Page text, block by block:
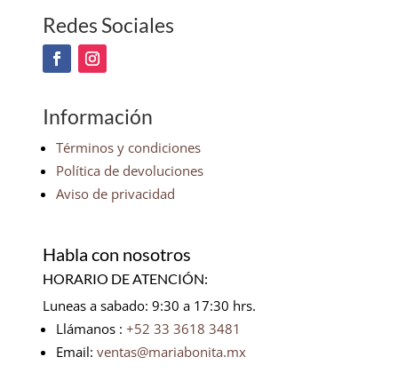
Redes Sociales
Información
Términos y condiciones
Política de devoluciones
Aviso de privacidad
Habla con nosotros
HORARIO DE ATENCIÓN:
Luneas a sabado: 9:30 a 17:30 hrs.
Llámanos : +52 33 3618 3481
Email: ventas@mariabonita.mx